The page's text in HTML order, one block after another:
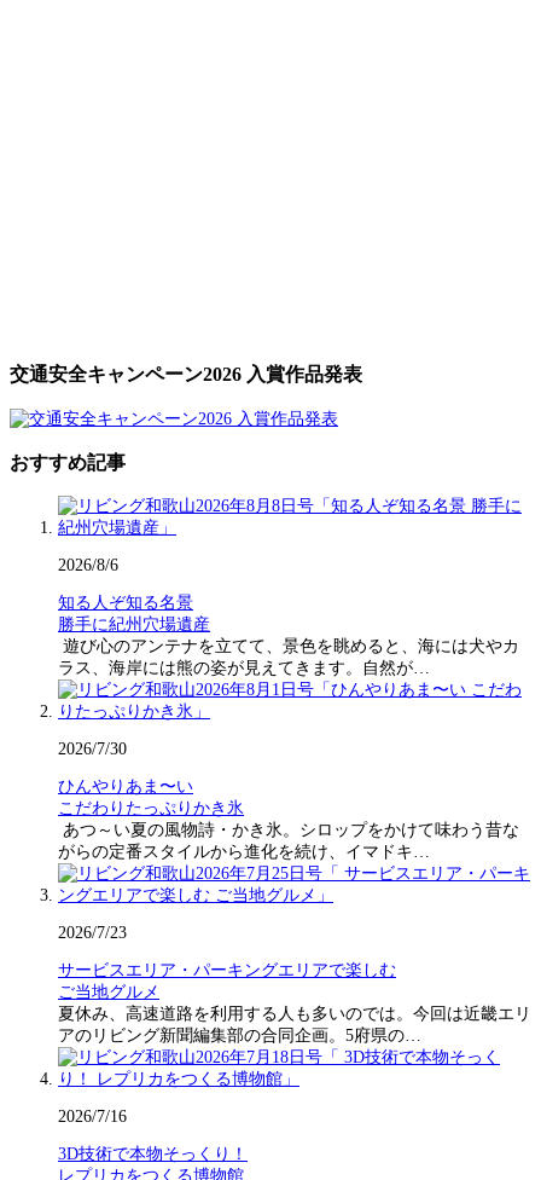
交通安全キャンペーン2026 入賞作品発表
おすすめ記事
2026/8/6
知る人ぞ知る名景
勝手に紀州穴場遺産
遊び心のアンテナを立てて、景色を眺めると、海には犬やカ
ラス、海岸には熊の姿が見えてきます。自然が…
2026/7/30
ひんやりあま〜い
こだわりたっぷりかき氷
あつ～い夏の風物詩・かき氷。シロップをかけて味わう昔な
がらの定番スタイルから進化を続け、イマドキ…
2026/7/23
サービスエリア・パーキングエリアで楽しむ
ご当地グルメ
夏休み、高速道路を利用する人も多いのでは。今回は近畿エリ
アのリビング新聞編集部の合同企画。5府県の…
2026/7/16
3D技術で本物そっくり！
レプリカをつくる博物館